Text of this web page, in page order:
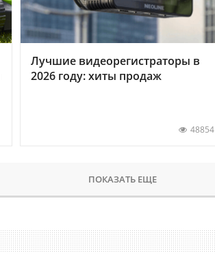
Лучшие видеорегистраторы в
2026 году: хиты продаж
48854
ПОКАЗАТЬ ЕЩЕ